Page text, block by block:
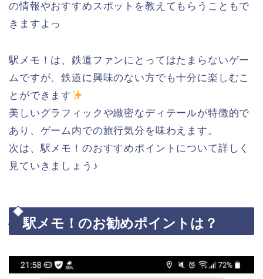
の情報やおすすめスポットを教えてもらうこともで
きますよっ
駅メモ！は、鉄道ファンにとってはたまらないゲー
ムですが、鉄道に興味のない方でも十分に楽しむこ
とができます
美しいグラフィックや緻密なディテールが特徴的で
あり、ゲーム内での旅行気分を味わえます。
次は、駅メモ！のおすすめポイントについて詳しく
見ていきましょう♪
駅メモ！のお勧めポイントは？